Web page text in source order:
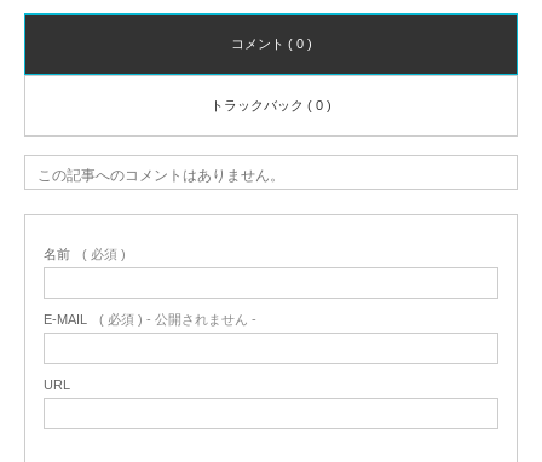
コメント ( 0 )
トラックバック ( 0 )
この記事へのコメントはありません。
名前 ( 必須 )
E-MAIL ( 必須 ) - 公開されません -
URL